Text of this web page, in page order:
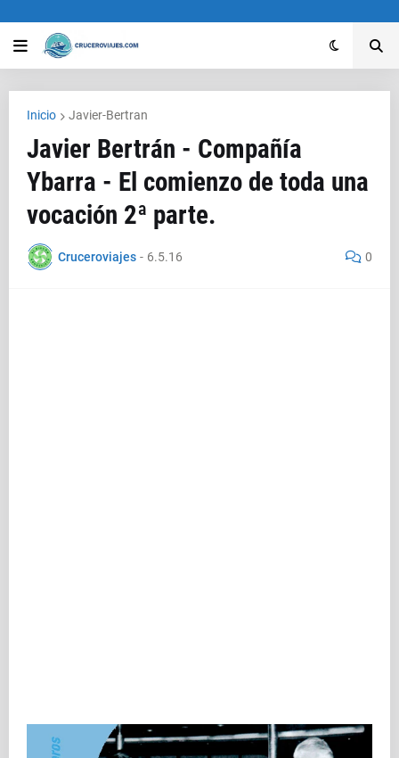
Inicio Javier-Bertran
Javier Bertrán - Compañía
Ybarra - El comienzo de toda una
vocación 2ª parte.
Cruceroviajes - 6.5.16 0